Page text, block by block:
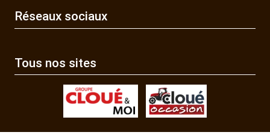
Réseaux sociaux
Tous nos sites